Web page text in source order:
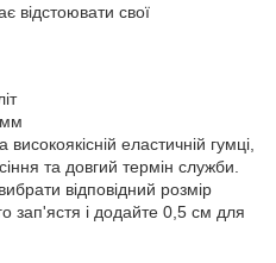
відстоювати свої
еластичній гумці,
та довгий термін служби.
відповідний розмір
зап'ястя і додайте 0,5 см для